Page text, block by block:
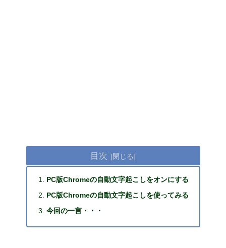
目次
PC版Chromeの自動文字起こしをオンにする
PC版Chromeの自動文字起こしを使ってみる
今回の一言・・・